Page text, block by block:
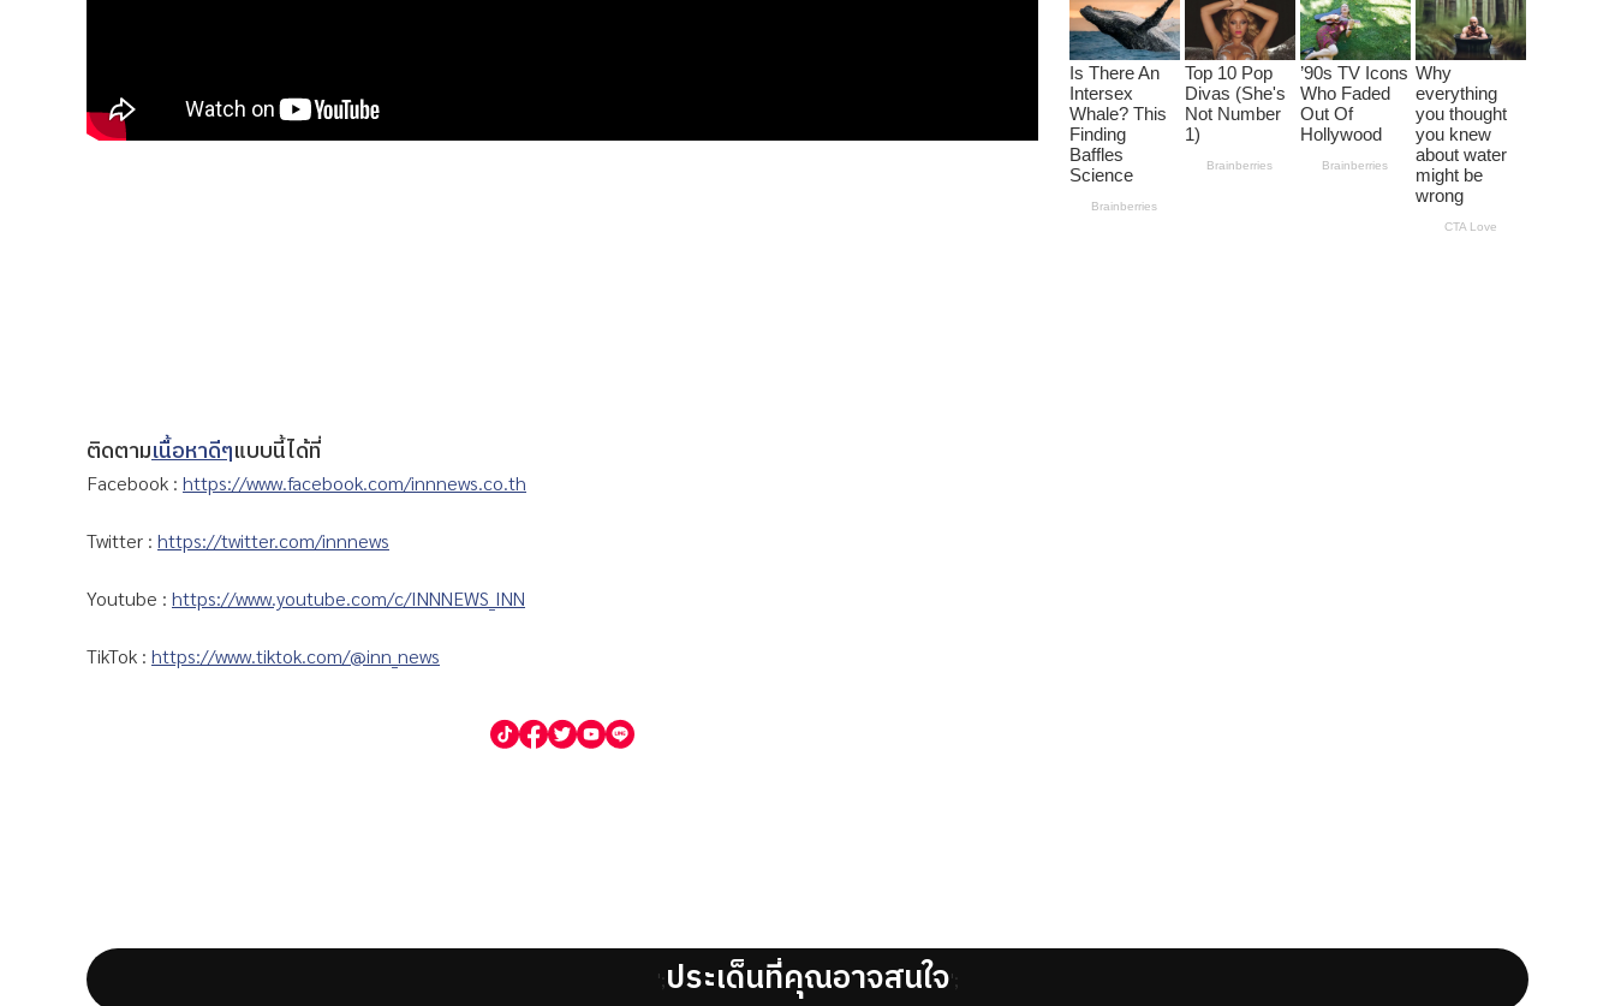
ติดตามเนื้อหาดีๆแบบนี้ได้ที่
Facebook : https://www.facebook.com/innnews.co.th
Twitter : https://twitter.com/innnews
Youtube : https://www.youtube.com/c/INNNEWS_INN
TikTok : https://www.tiktok.com/@inn_news
';ประเด็นที่คุณอาจสนใจ';